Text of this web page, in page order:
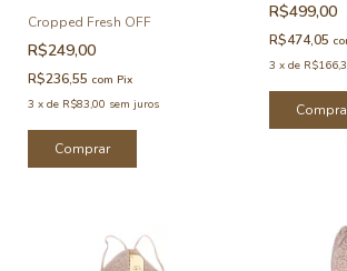
Cropped Fresh OFF
R$249,00
R$236,55 com Pix
3 x de R$83,00 sem juros
Comprar
R$499,00
R$474,05
3 x de